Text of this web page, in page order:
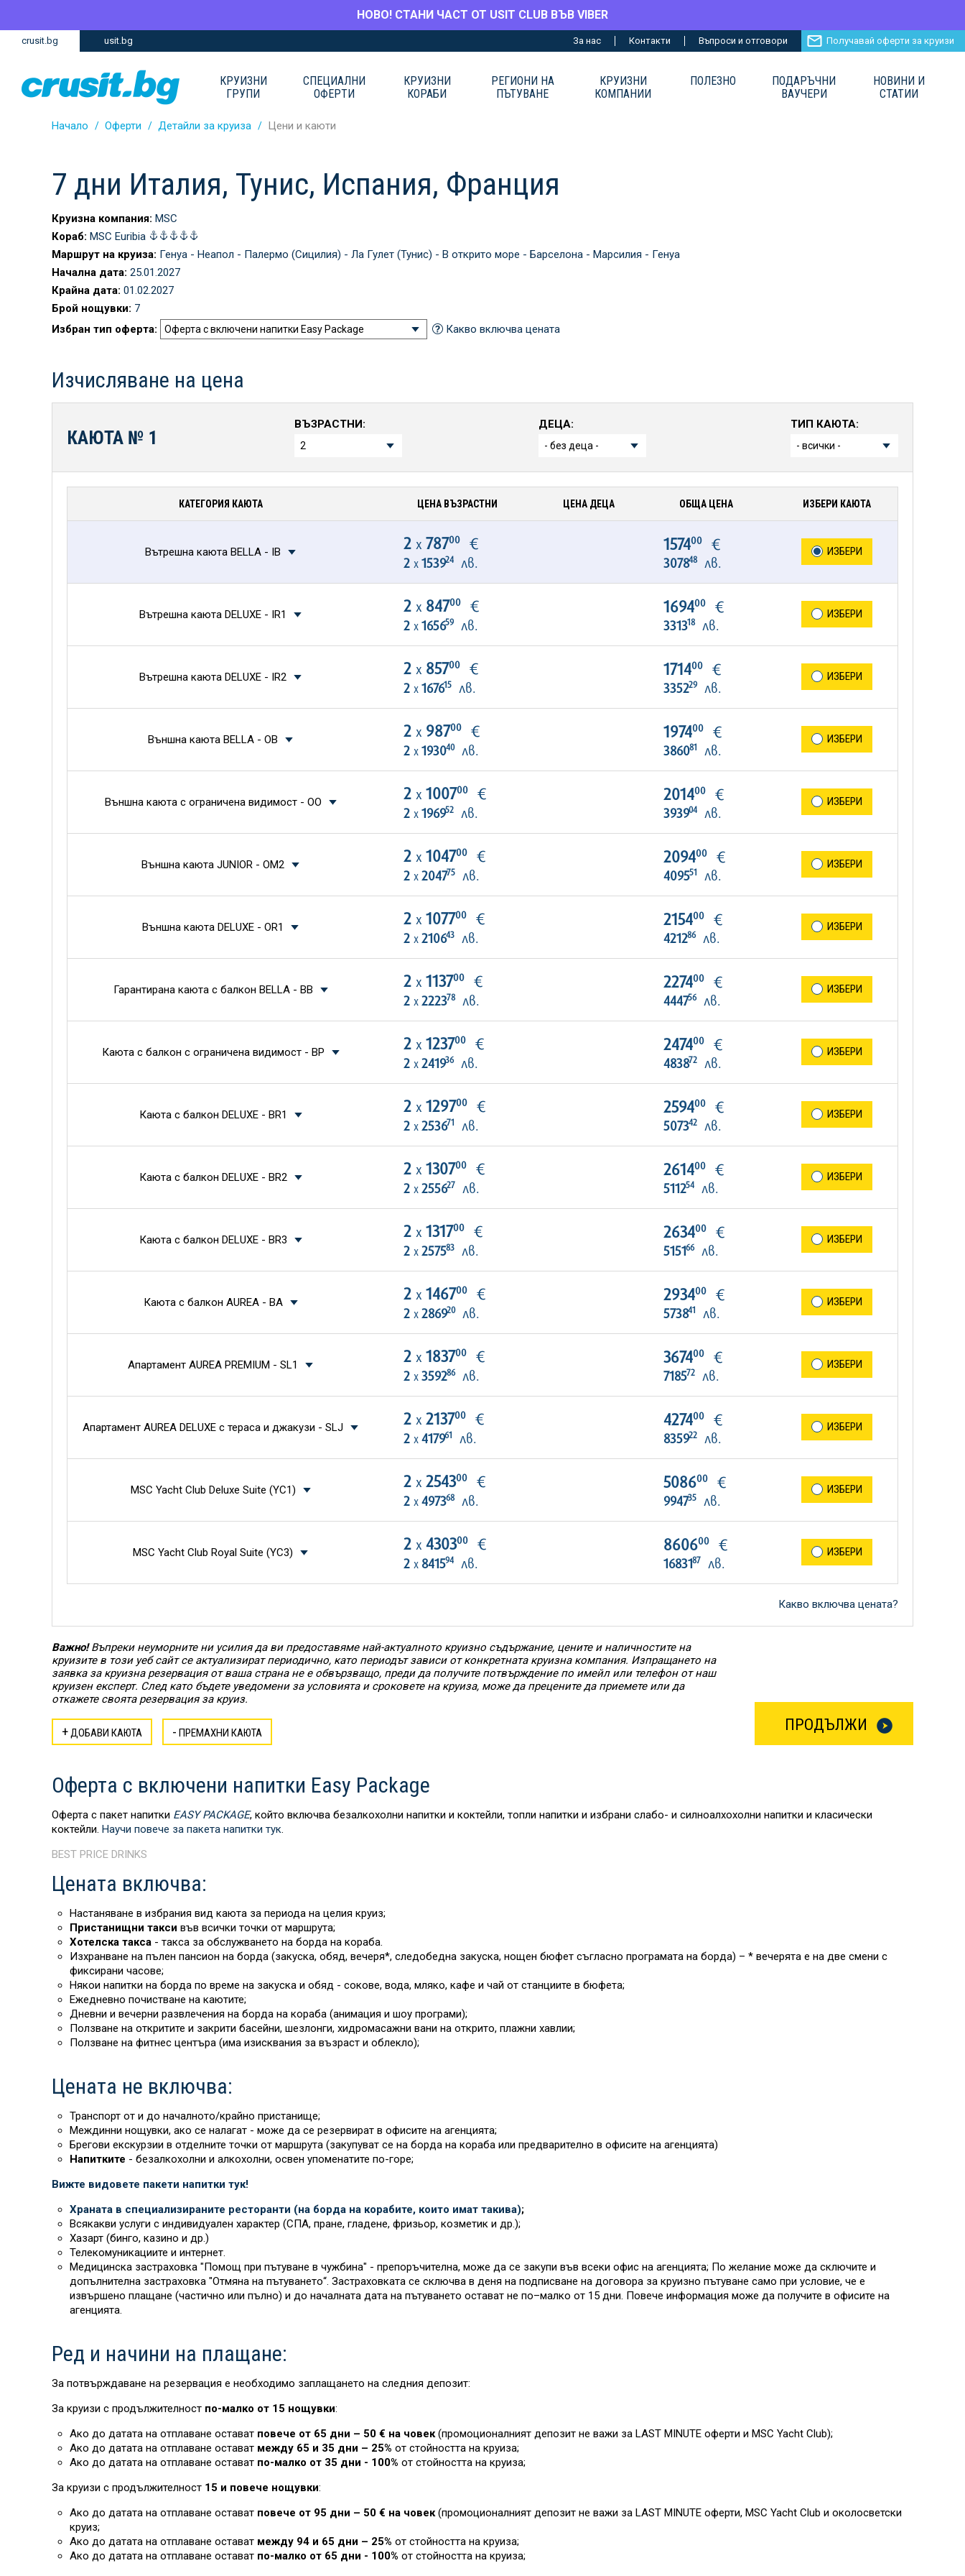
НОВО! СТАНИ ЧАСТ ОТ USIT CLUB ВЪВ VIBER
Премини
съдържание
Премини
crusit.bg usit.bg За нас Контакти Въпроси и отговори Получавай оферти за круизи
КРУИЗНИ
ГРУПИ
СПЕЦИАЛНИ
ОФЕРТИ
КРУИЗНИ
КОРАБИ
РЕГИОНИ НА
ПЪТУВАНЕ
КРУИЗНИ
КОМПАНИИ
ПОЛЕЗНО
ПОДАРЪЧНИ
ВАУЧЕРИ
НОВИНИ И
СТАТИИ
Начало Оферти Детайли за круиза Цени и каюти
7 дни Италия, Тунис, Испания, Франция
Круизна компания: MSC
Кораб: MSC Euribia
Маршрут на круиза: Генуа - Неапол - Палермо (Сицилия) - Ла Гулет (Тунис) - В открито море - Барселона - Марсилия - Генуа
Начална дата: 25.01.2027
Крайна дата: 01.02.2027
Брой нощувки: 7
Избран тип оферта:
Какво включва цената
Изчисляване на цена
КАЮТА № 1
ВЪЗРАСТНИ: ДЕЦА: ТИП КАЮТА:
КАТЕГОРИЯ КАЮТА ЦЕНА ВЪЗРАСТНИ ЦЕНА ДЕЦА ОБЩА ЦЕНА ИЗБЕРИ КАЮТА
Вътрешна каюта BELLA - IB 2 х 78700 €
2 х 153924 лв.
157400€
307848лв.
ИЗБЕРИ
Вътрешна каюта DELUXE - IR1 2 х 84700 €
2 х 165659 лв.
169400€
331318лв.
ИЗБЕРИ
Вътрешна каюта DELUXE - IR2 2 х 85700 €
2 х 167615 лв.
171400€
335229лв.
ИЗБЕРИ
Външна каюта BELLA - OB 2 х 98700 €
2 х 193040лв.
197400€
386081 лв.
ИЗБЕРИ
Външна каюта с ограничена видимост - OO 2 х 100700 €
2 х 196952 лв.
201400€
393904лв.
ИЗБЕРИ
Външна каюта JUNIOR - OM2 2 х 104700 €
2 х 204775 лв.
209400€
409551 лв.
ИЗБЕРИ
Външна каюта DELUXE - OR1 2 х 107700 €
2 х 210643 лв.
215400€
421286лв.
ИЗБЕРИ
Гарантирана каюта с балкон BELLA - BB 2 х 113700 €
2 х 222378лв.
227400€
444756лв.
ИЗБЕРИ
Каюта с балкон с ограничена видимост - BP 2 х 123700 €
2 х 241936лв.
247400€
483872лв.
ИЗБЕРИ
Каюта с балкон DELUXE - BR1 2 х 129700 €
2 х 253671 лв.
259400€
507342лв.
ИЗБЕРИ
Каюта с балкон DELUXE - BR2 2 х 130700 €
2 х 255627 лв.
261400€
511254лв.
ИЗБЕРИ
Каюта с балкон DELUXE - BR3 2 х 131700 €
2 х 257583 лв.
263400€
515166лв.
ИЗБЕРИ
Каюта с балкон AUREA - BA 2 х 146700 €
2 х 286920лв.
293400€
573841 лв.
ИЗБЕРИ
Апартамент AUREA PREMIUM - SL1 2 х 183700 €
2 х 359286лв.
367400€
718572лв.
ИЗБЕРИ
Апартамент AUREA DELUXE с тераса и джакузи - SLJ 2 х 213700 €
2 х 417961 лв.
427400€
835922лв.
ИЗБЕРИ
MSC Yacht Club Deluxe Suite (YC1) 2 х 254300 €
2 х 497368лв.
508600€
994735лв.
ИЗБЕРИ
MSC Yacht Club Royal Suite (YC3) 2 х 430300 €
2 х 841594 лв.
860600€
1683187лв.
ИЗБЕРИ
Какво включва цената?
Важно!Въпреки неуморните ни усилия да ви предоставяме най-актуалното круизно съдържание, цените и наличностите на
круизите в този уеб сайт се актуализират периодично, като периодът зависи от конкретната круизна компания. Изпращането на
заявка за круизна резервация от ваша страна не е обвързващо, преди да получите потвърждение по имейл или телефон от наш
круизен експерт. След като бъдете уведомени за условията и сроковете на круиза, може да прецените да приемете или да
откажете своята резервация за круиз.
+ДОБАВИ КАЮТА - ПРЕМАХНИ КАЮТА ПРОДЪЛЖИ
Оферта с включени напитки Easy Package
Оферта с пакет напитки EASY PACKAGE, който включва безалкохолни напитки и коктейли, топли напитки и избрани слабо- и силноалхохолни напитки и класически
коктейли. Научи повече за пакета напитки тук.
BEST PRICE DRINKS
Цената включва:
Настаняване в избрания вид каюта за периода на целия круиз;
Пристанищни такси във всички точки от маршрута;
Хотелска такса - такса за обслужването на борда на кораба.
Изхранване на пълен пансион на борда (закуска, обяд, вечеря*, следобедна закуска, нощен бюфет съгласно програмата на борда) – * вечерята е на две смени с
фиксирани часове;
Някои напитки на борда по време на закуска и обяд - сокове, вода, мляко, кафе и чай от станциите в бюфета;
Ежедневно почистване на каютите;
Дневни и вечерни развлечения на борда на кораба (анимация и шоу програми);
Ползване на откритите и закрити басейни, шезлонги, хидромасажни вани на открито, плажни хавлии;
Ползване на фитнес центъра (има изисквания за възраст и облекло);
Цената не включва:
Транспорт от и до началното/крайно пристанище;
Междинни нощувки, ако се налагат - може да се резервират в офисите на агенцията;
Брегови екскурзии в отделните точки от маршрута (закупуват се на борда на кораба или предварително в офисите на агенцията)
Напитките - безалкохолни и алкохолни, освен упоменатите по-горе;
Вижте видовете пакети напитки тук!
Храната в специализираните ресторанти (на борда на корабите, които имат такива);
Всякакви услуги с индивидуален характер (СПА, пране, гладене, фризьор, козметик и др.);
Хазарт (бинго, казино и др.)
Телекомуникациите и интернет.
Медицинска застраховка "Помощ при пътуване в чужбина" - препоръчителна, може да се закупи във всеки офис на агенцията; По желание може да сключите и
допълнителна застраховка "Отмяна на пътуването“. Застраховката се сключва в деня на подписване на договора за круизно пътуване само при условие, че е
извършено плащане (частично или пълно) и до началната дата на пътуването остават не по–малко от 15 дни. Повече информация може да получите в офисите на
агенцията.
Ред и начини на плащане:
За потвърждаване на резервация е необходимо заплащането на следния депозит:
За круизи с продължителност по-малко от 15 нощувки:
Ако до датата на отплаване остават повече от 65 дни – 50 € на човек(промоционалният депозит не важи за LAST MINUTE оферти и MSC Yacht Club);
Ако до датата на отплаване остават между 65 и 35 дни – 25% от стойността на круиза;
Ако до датата на отплаване остават по-малко от 35 дни - 100% от стойността на круиза;
За круизи с продължителност 15 и повече нощувки:
Ако до датата на отплаване остават повече от 95 дни – 50 € на човек(промоционалният депозит не важи за LAST MINUTE оферти, MSC Yacht Club и околосветски
круиз;
Ако до датата на отплаване остават между 94 и 65 дни – 25% от стойността на круиза;
Ако до датата на отплаване остават по-малко от 65 дни - 100% от стойността на круиза;